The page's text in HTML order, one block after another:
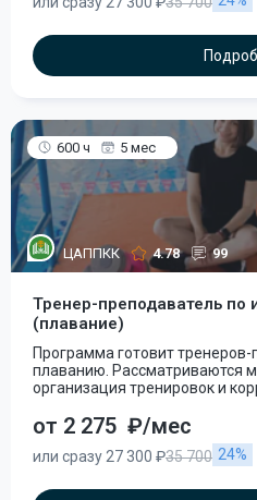
600 ч 5 мес
ЦАППКК 4.78 99
Тренер-преподаватель по
(плавание)
Программа готовит
плаванию. Рассматриваются
организация тренировок и
от 2 275 ₽/мес
или сразу 27 300 ₽35 700 24%